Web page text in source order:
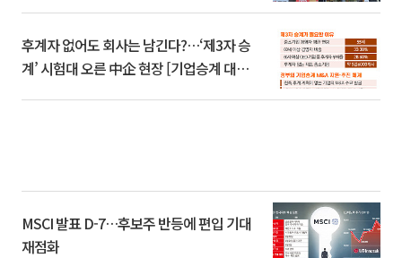
후계자 없어도 회사는 남긴다?…‘제3자 승
계’ 시험대 오른 中企 현장 [기업승계 대전
MSCI 발표 D-7…후보주 반등에 편입 기대
재점화